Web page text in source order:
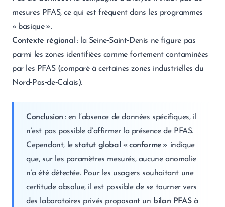
mesures PFAS, ce qui est fréquent dans les programmes
« basique ».
Contexte régional : la Seine‑Saint‑Denis ne figure pas
parmi les zones identifiées comme fortement contaminées
par les PFAS (comparé à certaines zones industrielles du
Nord‑Pas‑de‑Calais).
Conclusion : en l’absence de données spécifiques, il
n’est pas possible d’affirmer la présence de PFAS.
Cependant, le statut global « conforme » indique
que, sur les paramètres mesurés, aucune anomalie
n’a été détectée. Pour les usagers souhaitant une
certitude absolue, il est possible de se tourner vers
des laboratoires privés proposant un bilan PFASà